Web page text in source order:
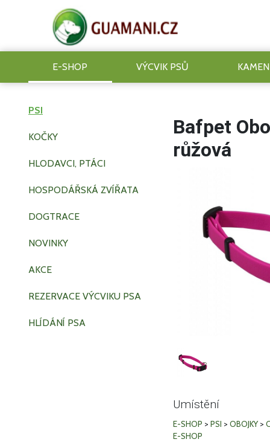
E-SHOP VÝCVIK PSŮ
PSI
KOČKY
HLODAVCI, PTÁCI
HOSPODÁŘSKÁ ZVÍŘATA
DOGTRACE
NOVINKY
AKCE
REZERVACE VÝCVIKU PSA
HLÍDÁNÍ PSA
Bafpet
růžová
Umístění
E-SHOP > PSI > OBOJKY>
E-SHOP